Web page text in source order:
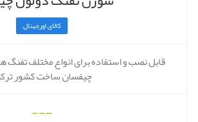
کالای اورجینال
قابل نصب و استفاده برای انواع مختلف تفنگ
چیفسان ساخت کشور
---